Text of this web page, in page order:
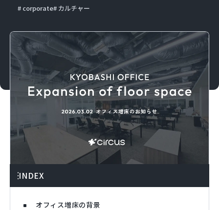
corporate カルチャー
INDEX
オフィス増床の背景